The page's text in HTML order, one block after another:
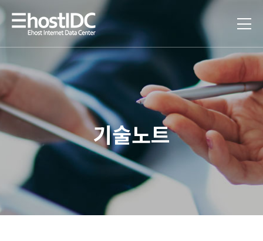
기술노트